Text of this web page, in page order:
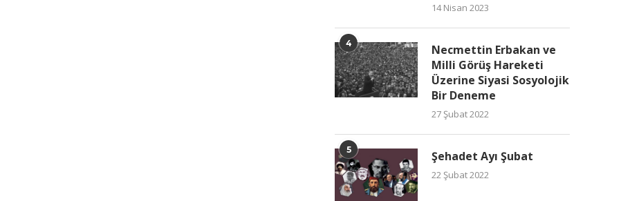
14 Nisan 2023
4
Necmettin Erbakan ve
Milli Görüş Hareketi
Üzerine Siyasi Sosyolojik
Bir Deneme
27 Şubat 2022
5 Şehadet Ayı Şubat
22 Şubat 2022